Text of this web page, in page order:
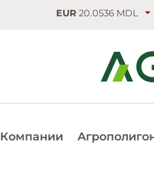
20.0536 MDL
Компании